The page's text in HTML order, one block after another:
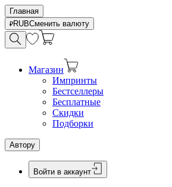
Главная
RUBСменить валюту
Магазин
Импринты
Бестселлеры
Бесплатные
Скидки
Подборки
Автору
Войти в аккаунт